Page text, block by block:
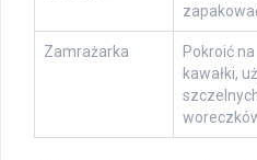
Zamrażarka
Pokroić na
kawałki,